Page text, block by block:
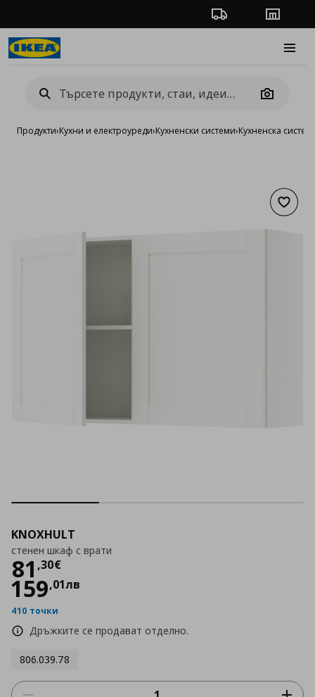
Проследяване на
Camera
Продукти›Кухни и електроуреди›Кухненски системи›Кухненска
KNOXHULT
стенен шкаф с врати
81 ,30€
Цена
159,01лв
410 точки
Дръжките се продават отделно.
806.039.78